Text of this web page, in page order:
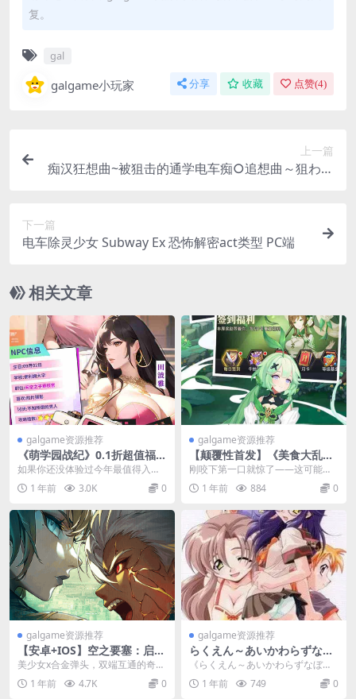
复。
gal
galgame小玩家 分享 收藏 点赞(4)
上一篇
痴汉狂想曲~被狙击的通学电车痴○追想曲～狙われ
下一篇
电车除灵少女 Subway Ex 恐怖解密act类型 PC端
相关文章
galgame资源推荐
《萌学园战纪》0.1折超值福利
版上线！版本更新+配置需求
全解析
如果你还没体验过今年最值得入手
的校园幻想题材Galgame，现在就
是绝佳时机——...
1 年前 3.0K 0
galgame资源推荐
【颠覆性首发】《美食大乱
斗》内置0.1折版：694MB味
觉放置革命
刚咬下第一口就惊了——这可能是
全球首款「边玩边回本」的手游！
《美食大乱斗》内置0...
1 年前 884 0
galgame资源推荐
【安卓+IOS】空之要塞：启航
0.1折官方中文版 [蒸汽朋克/
跑酷竞技/双端互通] 【0.5G】
美少女x合金弹头，双端互通的奇幻
竞速之旅​​ 《空之要塞：启航》（SK
Y FOR...
1 年前 4.7K 0
galgame资源推荐
らくえん～あいかわらずなぼ
く。の場合～ 乐园～一如既往
的我。的存在～ PC平台 gal类
型
《らくえん～あいかわらずなぼ
く。の場合～/乐园～一如既往的
我。的存在～》是一款由...
1 年前 749 0